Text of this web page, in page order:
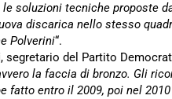
soluzioni tecniche proposte
discarica nello stesso
Polverini“.
, segretario del Partito
la faccia di bronzo. Gli
fatto entro il 2009, poi nel